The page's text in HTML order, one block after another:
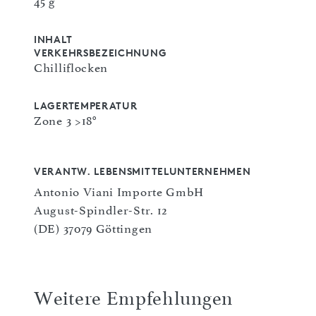
INHALT
VERKEHRSBEZEICHNUNG
Chilliflocken
LAGERTEMPERATUR
Zone 3 >18°
VERANTW. LEBENSMITTELUNTERNEHMEN
Antonio Viani Importe GmbH
August-Spindler-Str. 12
(DE) 37079 Göttingen
Weitere Empfehlungen